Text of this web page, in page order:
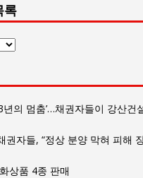
록
년의 멈춤’…채권자들이 강산건
권자들, “정상 분양 막혀 피해
상품 4종 판매